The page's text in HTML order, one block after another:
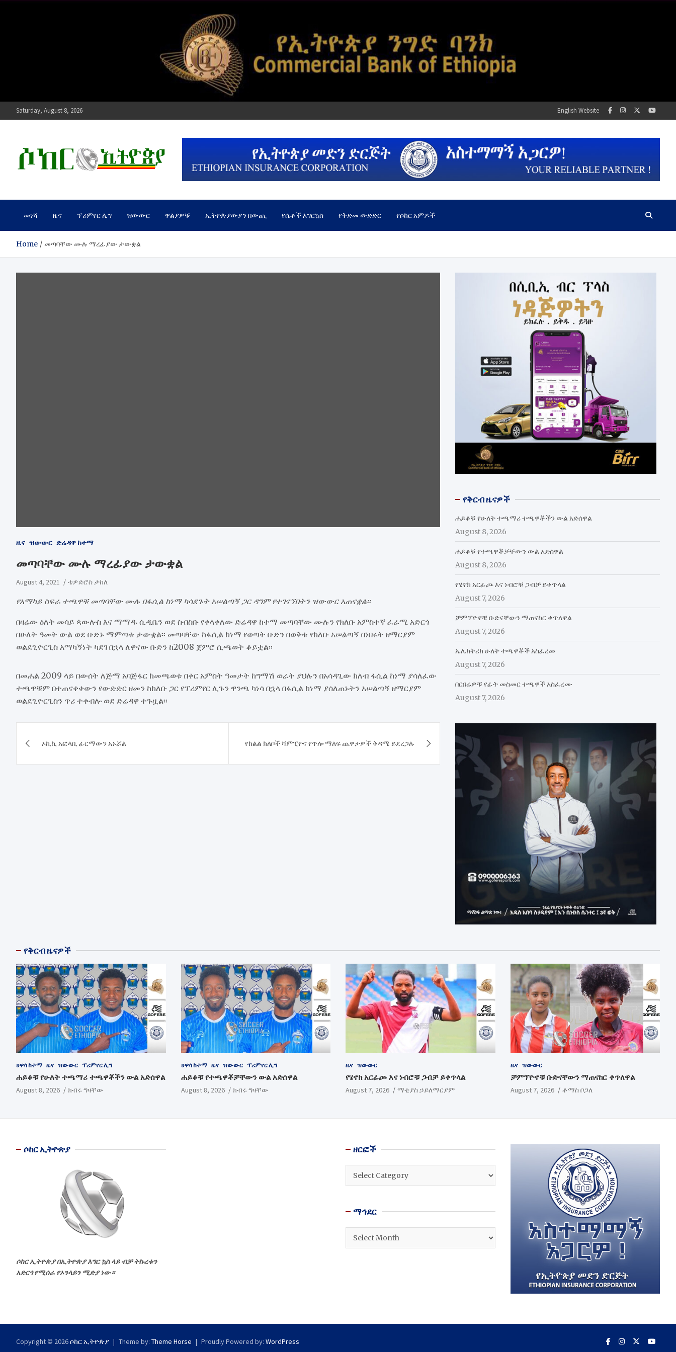
Saturday, August 8, 2026 English Website
ሶከር ኢትዮጵያ
መነሻ ዜና ፕሪምየር ሊግ ዝውውር ዋልያዎቹ ኢትዮጵያውያን በውጪ የሴቶች እግርኳስ የቅድመ ውድድር የሶከር አምዶች
Home መጣባቸው ሙሉ ማረፊያው ታውቋል
ዜና ዝውውር ድሬዳዋ ከተማ
መጣባቸው ሙሉ ማረፊያው ታውቋል
August 4, 2021 ቴዎድሮስ ታከለ
የአማካይ ስፍራ ተጫዋቹ መጣባቸው ሙሉ በፋሲል ከነማ ካሳደጉት አሠልጣኝ ጋር ዳግም የተገናኘበትን ዝውውር አጠናቋል፡፡
በዛሬው ዕለት መሳይ ጳውሎስ እና ማማዱ ሲዲቤን ወደ ስብስቡ የቀላቀለው ድሬዳዋ ከተማ መጣባቸው ሙሉን የክለቡ አምስተኛ ፈራሚ አድርጎ
በሁለት ዓመት ውል ወደ ቡድኑ ማምጣቱ ታውቋል፡፡ መጣባቸው ከፋሲል ከነማ የወጣት ቡድን በወቅቱ የክለቡ አሠልጣኝ በነበሩት ዘማርያም
ወልደጊዮርጊስ አማካኝነት ካደገ በኋላ ለዋናው ቡድን ከ2008 ጀምሮ ሲጫወት ቆይቷል፡፡
በመሐል 2009 ላይ በውሰት ለጅማ አባጅፋር ከመጫወቱ በቀር አምስት ዓመታት ከግማሽ ወራት ያህሉን በአሳዳጊው ክለብ ፋሲል ከነማ ያሳለፈው
ተጫዋቹም በተጠናቀቀውን የውድድር ዘመን ከክለቡ ጋር የፕሪምየር ሊጉን ዋንጫ ካነሳ በኋላ በፋሲል ከነማ ያሰለጠኑትን አሠልጣኝ ዘማርያም
ወልደጊዮርጊስን ጥሪ ተቀብሎ ወደ ድሬዳዋ ተጉዟል፡፡
navigation
ኦኪኪ አፎላቢ ፊርማውን አኑሯል የክልል ክለቦች ሻምፒዮና የጥሎ ማለፍ ጨዋታዎች ቅዳሜ ይደረጋሉ
የቅርብ ዜናዎች
ሐይቆቹ የሁለት ተጫማሪ ተጫዋቾችን ውል አድሰዋል
August 8, 2026
ሐይቆቹ የተጫዋቾቻቸውን ውል አድሰዋል
August 8, 2026
የሄኖክ አርፊጮ እና ነብሮቹ ጋብቻ ይቀጥላል
August 7, 2026
ቻምፕዮኖቹ ቡድናቸውን ማጠናከር ቀጥለዋል
August 7, 2026
ኤሌክትሪክ ሁለት ተጫዋቾች አስፈረመ
August 7, 2026
በርበሬዎቹ የፊት መስመር ተጫዋች አስፈረሙ
August 7, 2026
የቅርብ ዜናዎች
ሀዋሳ ከተማ ዜና ዝውውር ፕሪምየር ሊግ
ሐይቆቹ የሁለት ተጫማሪ ተጫዋቾችን ውል አድሰዋል
August 8, 2026 ክብሩ ግዛቸው
ሀዋሳ ከተማ ዜና ዝውውር ፕሪምየር ሊግ
ሐይቆቹ የተጫዋቾቻቸውን ውል አድሰዋል
August 8, 2026 ክብሩ ግዛቸው
ዜና ዝውውር
የሄኖክ አርፊጮ እና ነብሮቹ ጋብቻ ይቀጥላል
August 7, 2026 ማቲያስ ኃይለማርያም
ዜና ዝውውር
ቻምፕዮኖቹ ቡድናቸውን ማጠናከር ቀጥለዋል
August 7, 2026 ቶማስ ቦጋለ
ሶከር ኢትዮጵያ
ሶከር ኢትዮጵያ በኢትዮጵያ እግር ኳስ ላይ ብቻ ትኩረቱን
አድርጎ የሚሰራ የኦንላይን ሚድያ ነው።
ዘርፎች
ዘርፎች
ማኅደር
ማኅደር
Copyright © 2026ሶከር ኢትዮጵያ Theme by: Theme Horse Proudly Powered by: WordPress